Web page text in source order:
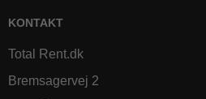
KONTAKT
Total Rent.dk
Bremsagervej 2